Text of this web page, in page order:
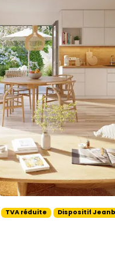
TVA réduite Dispositif